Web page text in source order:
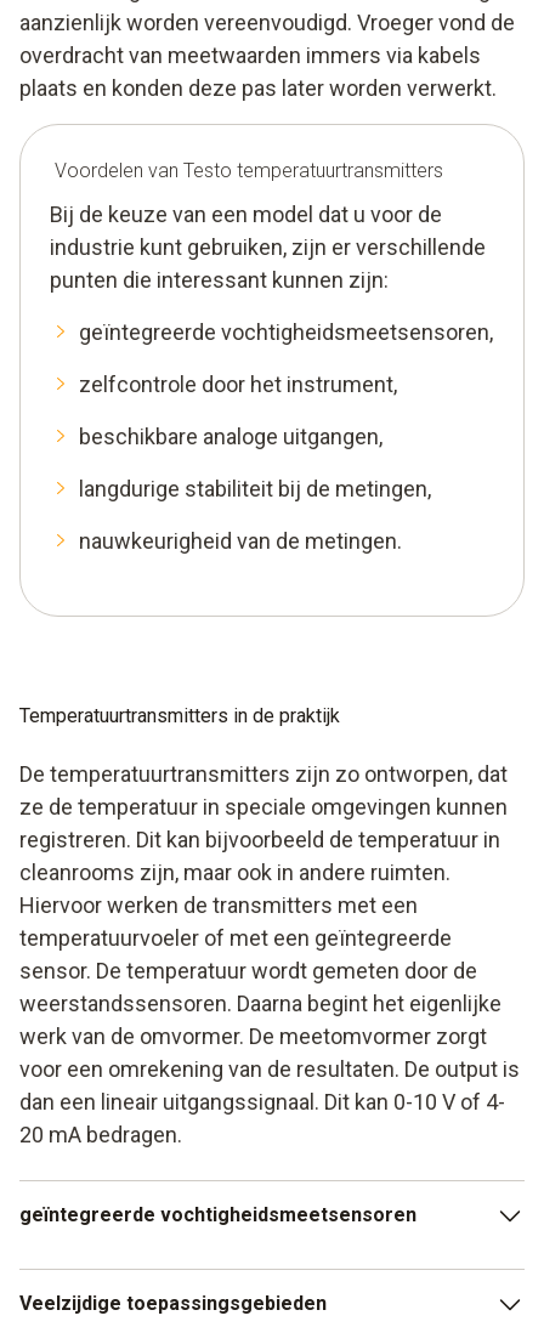
aanzienlijk worden vereenvoudigd. Vroeger vond de
overdracht van meetwaarden immers via kabels
plaats en konden deze pas later worden verwerkt.
Voordelen van Testo temperatuurtransmitters
Bij de keuze van een model dat u voor de
industrie kunt gebruiken, zijn er verschillende
punten die interessant kunnen zijn:
geïntegreerde vochtigheidsmeetsensoren,
zelfcontrole door het instrument,
beschikbare analoge uitgangen,
langdurige stabiliteit bij de metingen,
nauwkeurigheid van de metingen.
Temperatuurtransmitters in de praktijk
De temperatuurtransmitters zijn zo ontworpen, dat
ze de temperatuur in speciale omgevingen kunnen
registreren. Dit kan bijvoorbeeld de temperatuur in
cleanrooms zijn, maar ook in andere ruimten.
Hiervoor werken de transmitters met een
temperatuurvoeler of met een geïntegreerde
sensor. De temperatuur wordt gemeten door de
weerstandssensoren. Daarna begint het eigenlijke
werk van de omvormer. De meetomvormer zorgt
voor een omrekening van de resultaten. De output is
dan een lineair uitgangssignaal. Dit kan 0-10 V of 4-
20 mA bedragen.
geïntegreerde vochtigheidsmeetsensoren
vochtigheidsmeetomvormer in te zetten, of u kunt ook
Veelzijdige toepassingsgebieden